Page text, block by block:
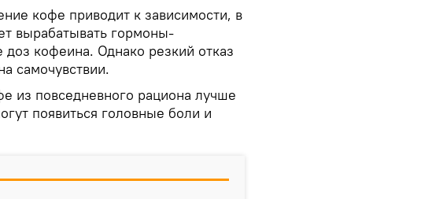
кофе приводит к зависимости, в
вырабатывать гормоны-
кофеина. Однако резкий отказ
самочувствии.
из повседневного рациона лучше
появиться головные боли и